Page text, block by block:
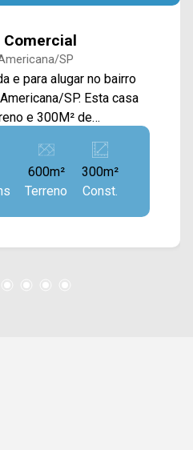
Comercial
SP
e para alugar no bairro
SP. Esta casa
e 300M² de
uma estrutura ampla e
e comerciantes
com excelente potencial
comerciais ou
natural e uma
totalmente planejada
600m²
Terreno
300m²
Const.